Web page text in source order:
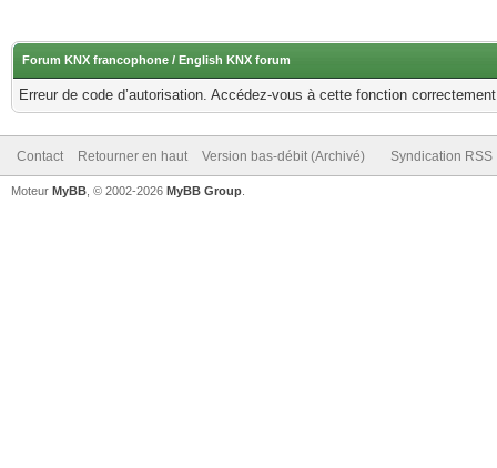
Forum KNX francophone / English KNX forum
Erreur de code d’autorisation. Accédez-vous à cette fonction
Contact Retourner en haut Version bas-débit (Archivé) Syndication RSS
Moteur MyBB , © 2002-2026 MyBB Group